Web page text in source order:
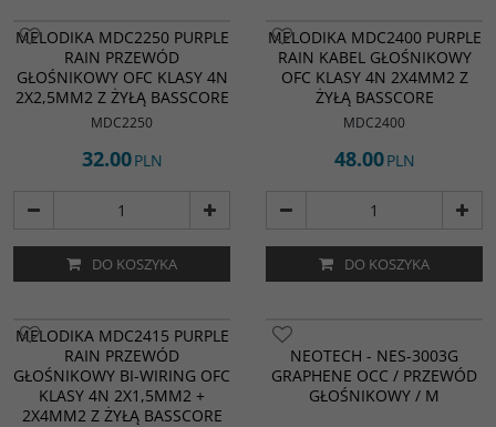
MELODIKA MDC2250 PURPLE
RAIN PRZEWÓD
GŁOŚNIKOWY OFC KLASY 4N
2X2,5MM2 Z ŻYŁĄ BASSCORE
MDC2250
32.00PLN
DO KOSZYKA
MELODIKA MDC2400 PURPLE
RAIN KABEL GŁOŚNIKOWY
OFC KLASY 4N 2X4MM2 Z
ŻYŁĄ BASSCORE
MDC2400
48.00PLN
DO KOSZYKA
MELODIKA MDC2415 PURPLE
RAIN PRZEWÓD
GŁOŚNIKOWY BI-WIRING OFC
KLASY 4N 2X1,5MM2 +
2X4MM2 Z ŻYŁĄ BASSCORE
NEOTECH - NES-3003G
GRAPHENE OCC / PRZEWÓD
GŁOŚNIKOWY / M